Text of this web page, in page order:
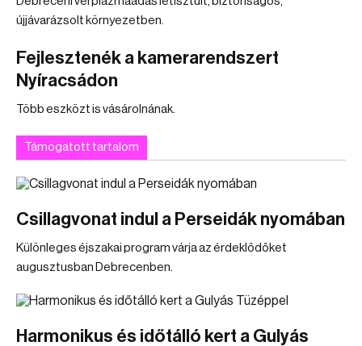
újjávarázsolt környezetben.
Fejlesztenék a kamerarendszert
Nyíracsádon
Több eszközt is vásárolnának.
Támogatott tartalom
Csillagvonat indul a Perseidák nyomában
Különleges éjszakai program várja az érdeklődőket
augusztusban Debrecenben.
Harmonikus és időtálló kert a Gulyás